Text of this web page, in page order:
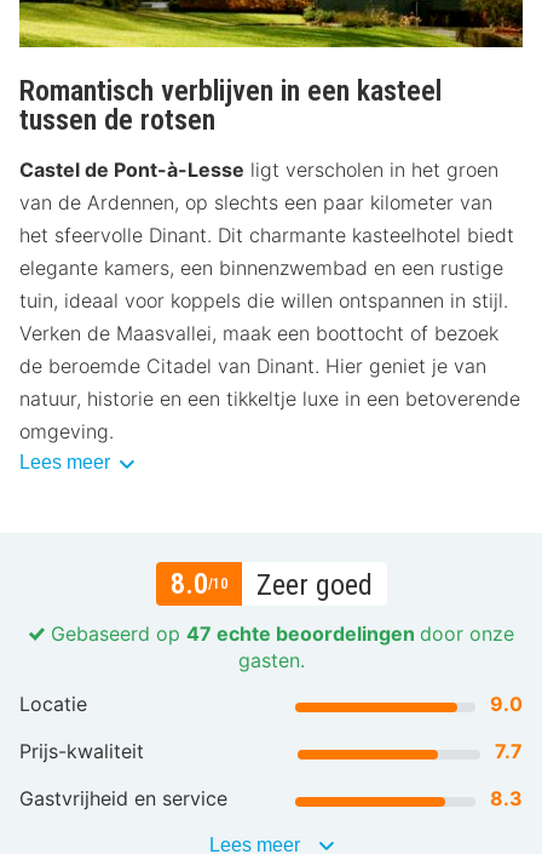
Romantisch verblijven in een kasteel
tussen de rotsen
Castel de Pont-à-Lesse ligt verscholen in het groen
van de Ardennen, op slechts een paar kilometer van
het sfeervolle Dinant. Dit charmante kasteelhotel biedt
elegante kamers, een binnenzwembad en een rustige
tuin, ideaal voor koppels die willen ontspannen in stijl.
Verken de Maasvallei, maak een boottocht of bezoek
de beroemde Citadel van Dinant. Hier geniet je van
natuur, historie en een tikkeltje luxe in een betoverende
omgeving.
Lees meer
8.0/10 Zeer goed
Gebaseerd op 47 echte beoordelingen door onze
gasten.
Locatie
9.0
Prijs-kwaliteit
7.7
Gastvrijheid en service
8.3
Lees meer